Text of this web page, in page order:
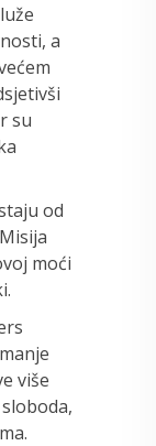
a
su
od
moći
više